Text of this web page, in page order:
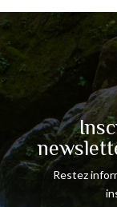
Restez